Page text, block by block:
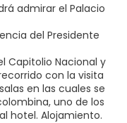
admirar el Palacio
del Presidente
Capitolio Nacional y
con la visita
en las cuales se
uno de los
hotel. Alojamiento.